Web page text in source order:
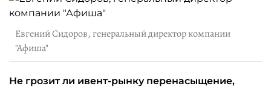
Евгений Сидоров, генеральный директор компании
"Афиша"
Не грозит ли ивент-рынку перенасыщение,